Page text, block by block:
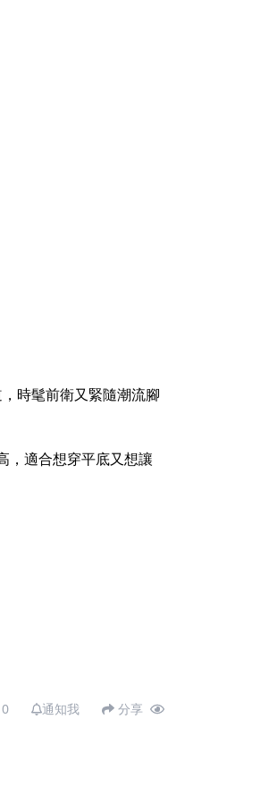
時髦前衛又緊隨潮流腳
，適合想穿平底又想讓
0 通知我 分享